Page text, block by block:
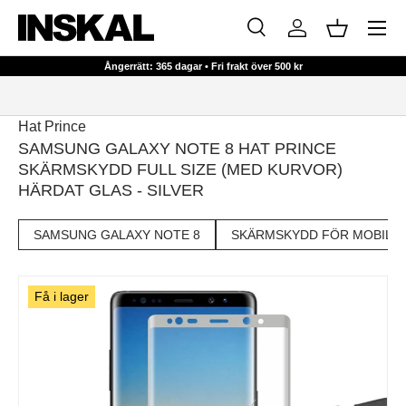
HOPPA TILL INNEHÅLL
Sök
Sök Logga inKorg
Meny
Ångerrätt: 365 dagar • Fri frakt över 500 kr
Hat Prince
SAMSUNG GALAXY NOTE 8 HAT PRINCE
SKÄRMSKYDD FULL SIZE (MED KURVOR)
HÄRDAT GLAS - SILVER
SAMSUNG GALAXY NOTE 8 SKÄRMSKYDD FÖR MOBIL
Få i lager